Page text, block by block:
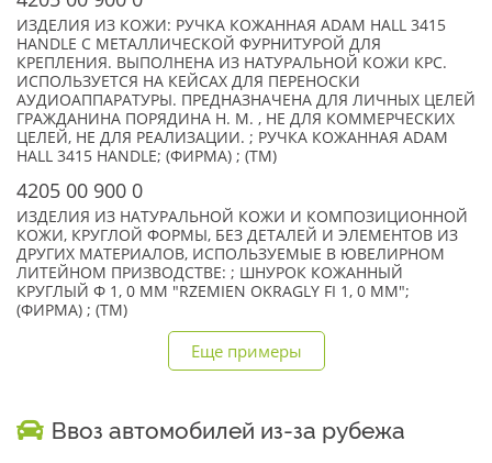
ИЗДЕЛИЯ ИЗ КОЖИ: РУЧКА КОЖАННАЯ ADAM HALL 3415
HANDLE С МЕТАЛЛИЧЕСКОЙ ФУРНИТУРОЙ ДЛЯ
КРЕПЛЕНИЯ. ВЫПОЛНЕНА ИЗ НАТУРАЛЬНОЙ КОЖИ КРС.
ИСПОЛЬЗУЕТСЯ НА КЕЙСАХ ДЛЯ ПЕРЕНОСКИ
АУДИОАППАРАТУРЫ. ПРЕДНАЗНАЧЕНА ДЛЯ ЛИЧНЫХ ЦЕЛЕЙ
ГРАЖДАНИНА ПОРЯДИНА Н. М. , НЕ ДЛЯ КОММЕРЧЕСКИХ
ЦЕЛЕЙ, НЕ ДЛЯ РЕАЛИЗАЦИИ. ; РУЧКА КОЖАННАЯ ADAM
HALL 3415 HANDLE; (ФИРМА) ; (TM)
4205 00 900 0
ИЗДЕЛИЯ ИЗ НАТУРАЛЬНОЙ КОЖИ И КОМПОЗИЦИОННОЙ
КОЖИ, КРУГЛОЙ ФОРМЫ, БЕЗ ДЕТАЛЕЙ И ЭЛЕМЕНТОВ ИЗ
ДРУГИХ МАТЕРИАЛОВ, ИСПОЛЬЗУЕМЫЕ В ЮВЕЛИРНОМ
ЛИТЕЙНОМ ПРИЗВОДСТВЕ: ; ШНУРОК КОЖАННЫЙ
КРУГЛЫЙ Ф 1, 0 ММ "RZEMIEN OKRAGLY FI 1, 0 MM";
(ФИРМА) ; (TM)
Еще примеры
Ввоз автомобилей из-за рубежа